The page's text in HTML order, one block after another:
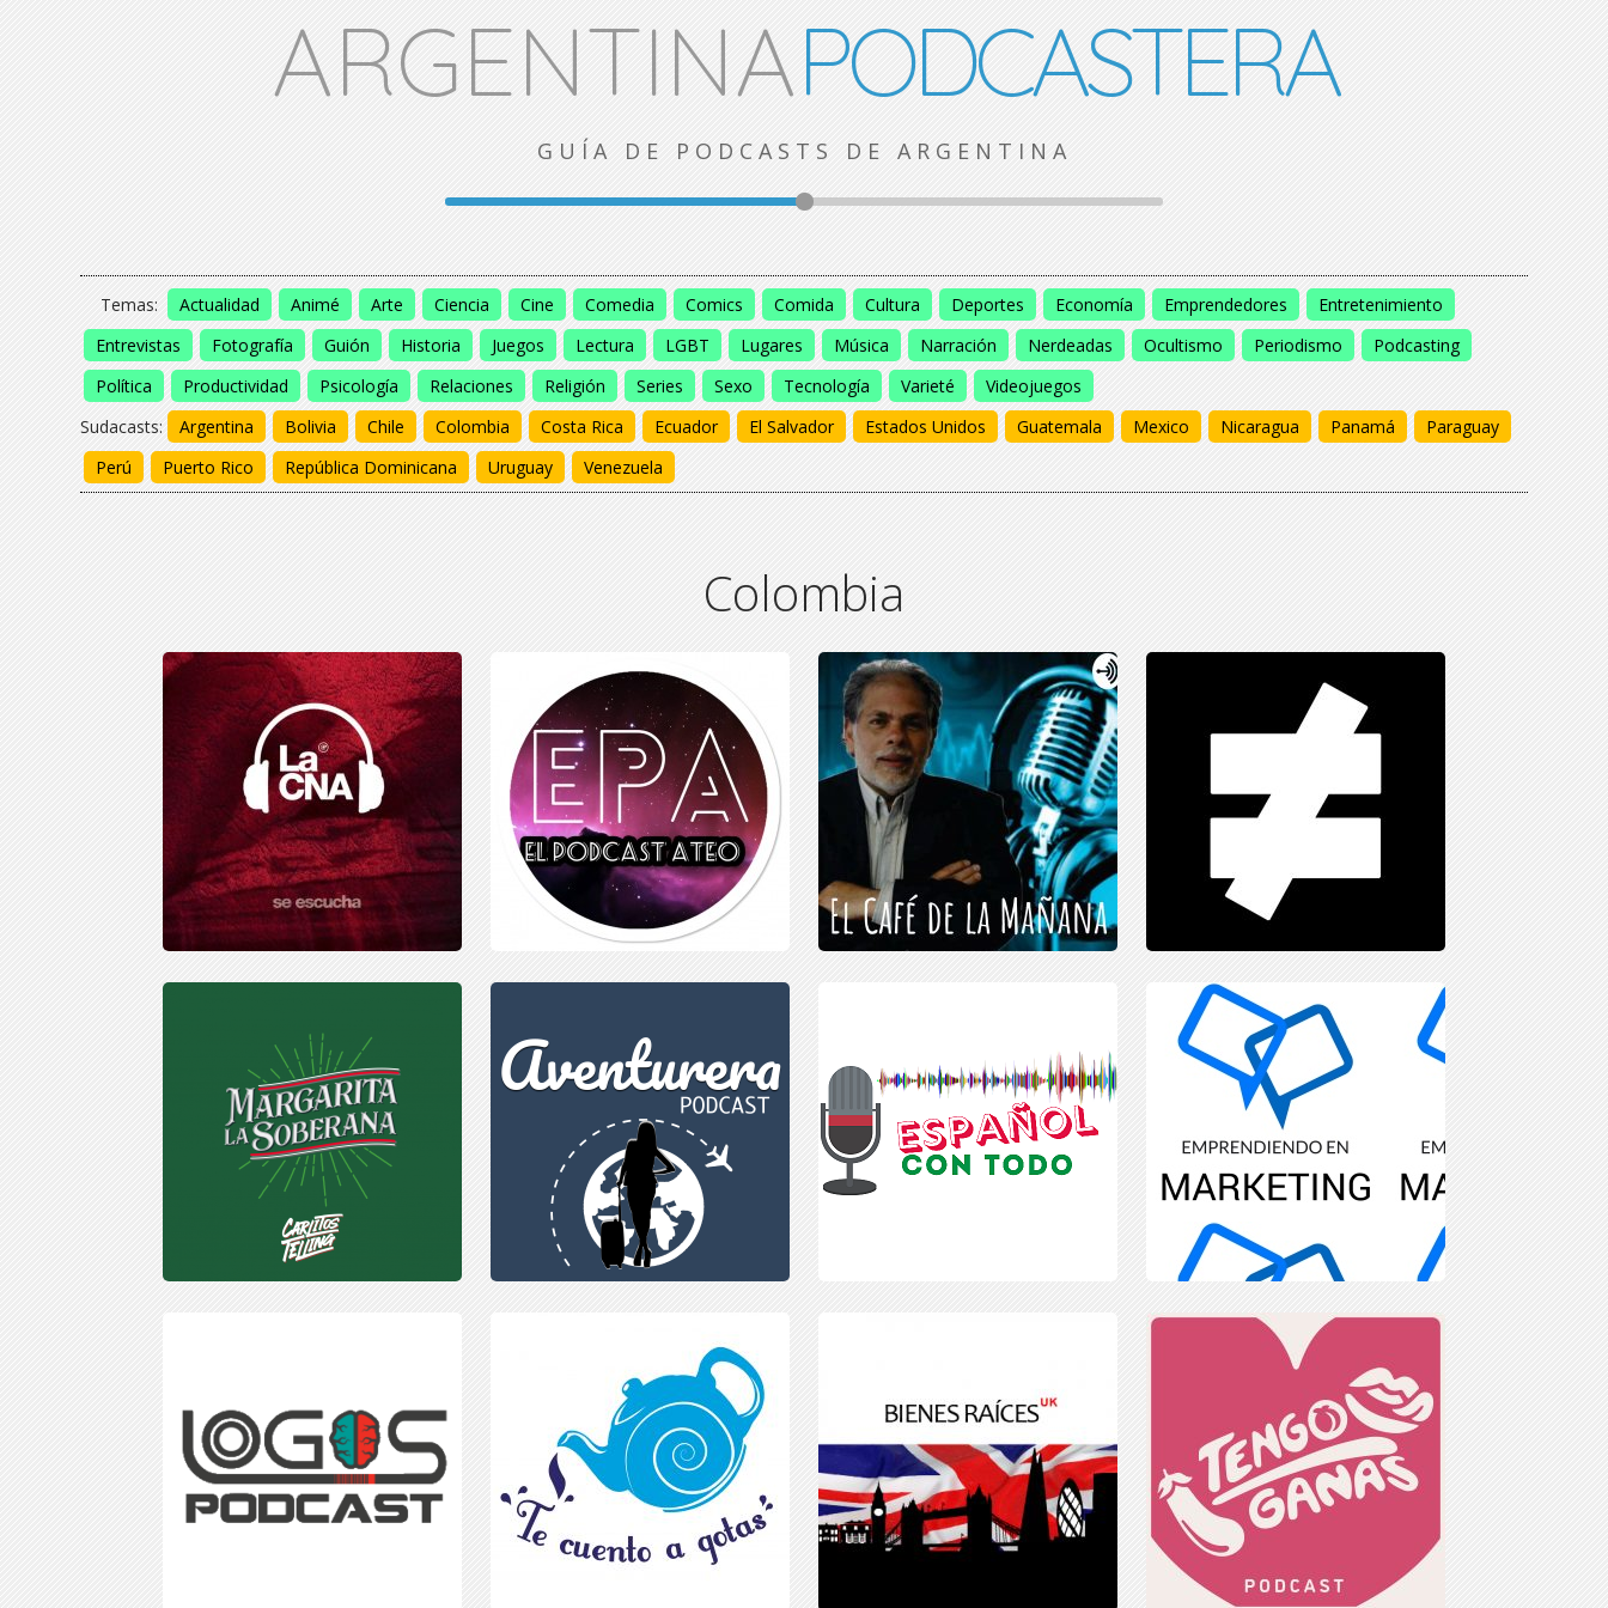
ARGENTINAPODCASTERA
GUÍA DE PODCASTS DE ARGENTINA
Temas: Actualidad Animé Arte Ciencia Cine Comedia Comics Comida Cultura Deportes Economía Emprendedores
Entretenimiento
Entrevistas
Fotografía Guión Historia Juegos Lectura LGBT Lugares Música Narración Nerdeadas Ocultismo Periodismo
Podcasting
Política
Productividad Psicología Relaciones Religión Series Sexo Tecnología Varieté
Videojuegos
Sudacasts:
Argentina Bolivia Chile Colombia Costa Rica Ecuador El Salvador Estados Unidos Guatemala Mexico Nicaragua Panamá
Paraguay
Perú
Puerto Rico República Dominicana Uruguay Venezuela
Colombia